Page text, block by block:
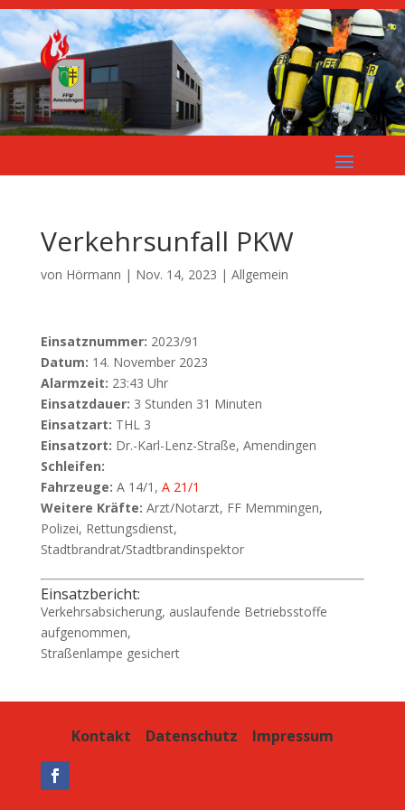
Verkehrsunfall PKW
von Hörmann | Nov. 14, 2023 | Allgemein
Einsatznummer: 2023/91
Datum: 14. November 2023
Alarmzeit: 23:43 Uhr
Einsatzdauer: 3 Stunden 31 Minuten
Einsatzart: THL 3
Einsatzort: Dr.-Karl-Lenz-Straße, Amendingen
Schleifen:
Fahrzeuge: A 14/1, A 21/1
Weitere Kräfte: Arzt/Notarzt, FF Memmingen,
Polizei, Rettungsdienst,
Stadtbrandrat/Stadtbrandinspektor
Einsatzbericht:
Verkehrsabsicherung, auslaufende Betriebsstoffe
aufgenommen,
Straßenlampe gesichert
Kontakt Datenschutz Impressum